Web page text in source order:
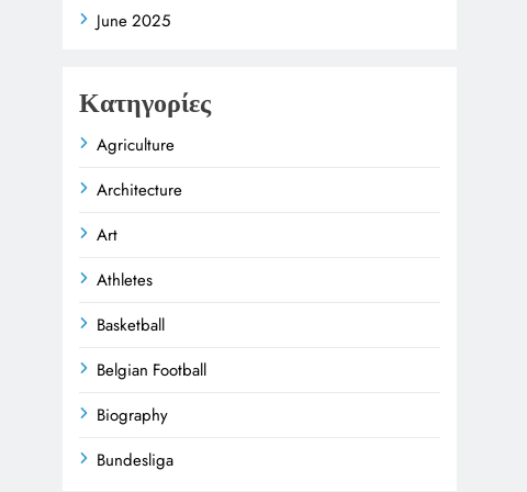
June 2025
Κατηγορίες
Agriculture
Architecture
Art
Athletes
Basketball
Belgian Football
Biography
Bundesliga